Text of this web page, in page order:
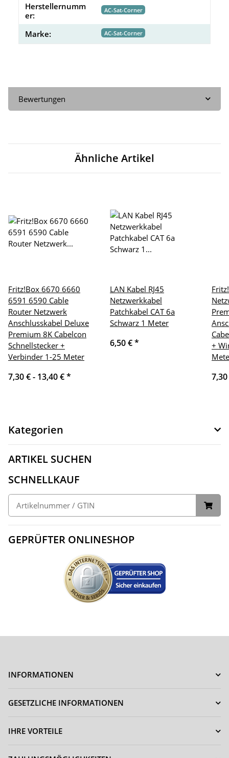
Herstellernumm
er:
AC-Sat-Corner
Marke: AC-Sat-Corner
Bewertungen
Ähnliche Artikel
Fritz!Box 6670 6660
6591 6590 Cable
Router Netzwerk
Anschlusskabel Deluxe
Premium 8K Cabelcon
Schnellstecker +
Verbinder 1-25 Meter
7,30 € - 13,40 €*
LAN Kabel RJ45
Netzwerkkabel
Patchkabel CAT 6a
Schwarz 1 Meter
6,50 €*
+
Kategorien
ARTIKEL SUCHEN
SCHNELLKAUF
GEPRÜFTER ONLINESHOP
INFORMATIONEN
GESETZLICHE INFORMATIONEN
IHRE VORTEILE